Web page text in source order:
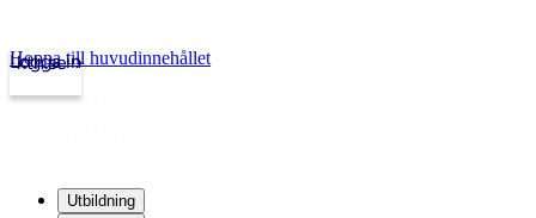
kth.se
Logga in
Hoppa till huvudinnehållet
Utbildning